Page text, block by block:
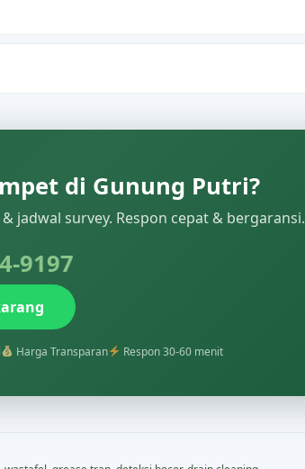
di Gunung Putri?
survey. Respon cepat & bergaransi.
9197
Harga Transparan Respon 30-60 menit